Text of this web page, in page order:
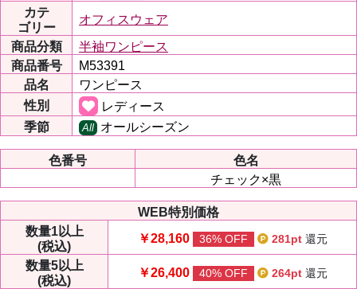
カテ
ゴリー
オフィスウェア
商品分類
半袖ワンピース
商品番号
M53391
品名
ワンピース
性別
レディース
季節
All オールシーズン
色番号
色名
チェック×黒
WEB特別価格
数量1以上
(税込)
￥28,160 36% OFF 281pt 還元
数量5以上
(税込)
￥26,400 40% OFF 264pt 還元